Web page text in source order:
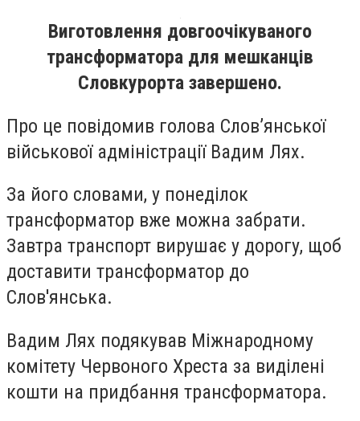
Виготовлення довгоочікуваного
трансформатора для мешканців
Словкурорта завершено.
Про це повідомив голова Слов’янської
військової адміністрації Вадим Лях.
За його словами, у понеділок
трансформатор вже можна забрати.
Завтра транспорт вирушає у дорогу, щоб
доставити трансформатор до
Слов'янська.
Вадим Лях подякував Міжнародному
комітету Червоного Хреста за виділені
кошти на придбання трансформатора.